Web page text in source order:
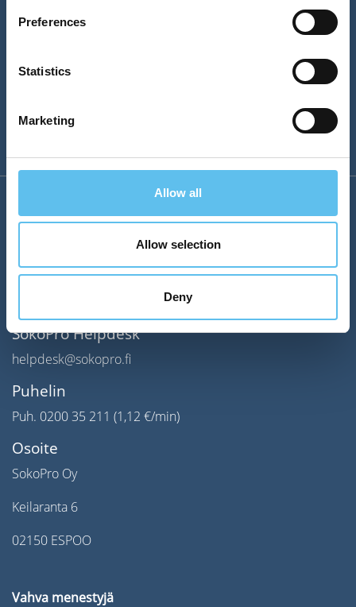
Preferences
Statistics
Marketing
Allow all
Allow selection
Deny
Yritys
Myynti
SokoPro Helpdesk
helpdesk@sokopro.fi
Puhelin
Puh. 0200 35 211 (1,12 €/min)
Osoite
SokoPro Oy
Keilaranta 6
02150 ESPOO
Vahva menestyjä